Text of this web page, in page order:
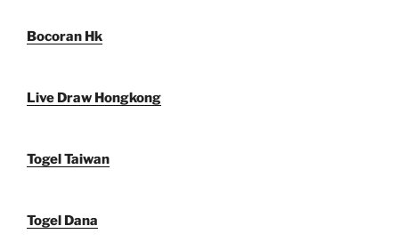
Bocoran Hk
Live Draw Hongkong
Togel Taiwan
Togel Dana